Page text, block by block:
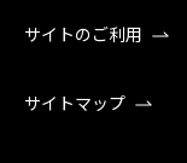
サイトのご利用
サイトマップ